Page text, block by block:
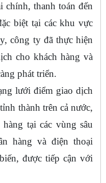
chính, thanh toán đến
biệt tại các khu vực
công ty đã thực hiện
cho khách hàng và
phát triển.
lưới điểm giao dịch
thành trên cả nước,
tại các vùng sâu
hàng và điện thoại
được tiếp cận với